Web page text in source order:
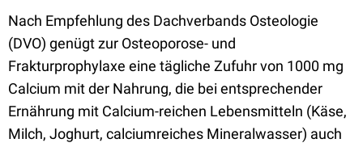
Nach Empfehlung des Dachverbands Osteologie
(DVO) genügt zur Osteoporose- und
Frakturprophylaxe eine tägliche Zufuhr von 1000 mg
Calcium mit der Nahrung, die bei entsprechender
Ernährung mit Calcium-reichen Lebensmitteln (Käse,
Milch, Joghurt, calciumreiches Mineralwasser) auch